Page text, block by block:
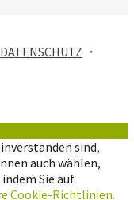
DATENSCHUTZ ・
sind,
auch wählen,
Sie auf
Cookie-Richtlinien.